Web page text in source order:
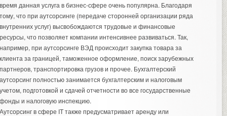
данная услуга в бизнес-сфере очень популярна. Благодаря
что при аутсорсинге (передаче сторонней организации ряда
услуг) высвобождаются трудовые и финансовые
что позволяет компании интенсивнее развиваться. Так,
при аутсорсинге ВЭД происходитзакупка товара за
за границей, таможенное оформление, поиск зарубежных
транспортировка грузов и прочее. Бухгалтерский
полностью занимается бухгалтерским и налоговым
подготовкой и сдачей отчетности во все государственные
и налоговую инспекцию.
в сфере IT также предусматривает аренду или